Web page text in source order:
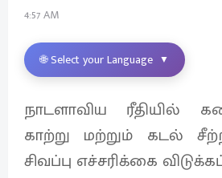
4:57 AM
🌐 Select your Language ▼
நாடளாவிய ரீதியில்
காற்று மற்றும் கடல்
சிவப்பு எச்சரிக்கை